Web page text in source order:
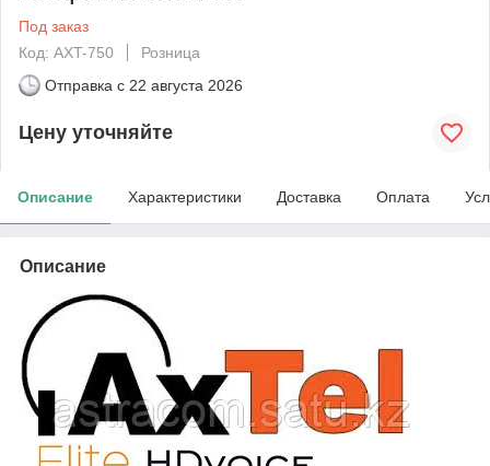
Под заказ
Код: AXT-750
Розница
Отправка с 22 августа 2026
Цену уточняйте
Описание Характеристики Доставка Оплата
Описание